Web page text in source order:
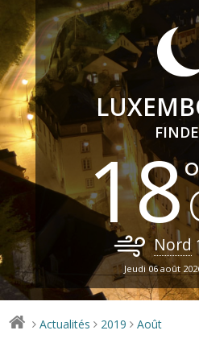
18
Nord
Jeudi 06 août
> Actualités > 2019 > Août